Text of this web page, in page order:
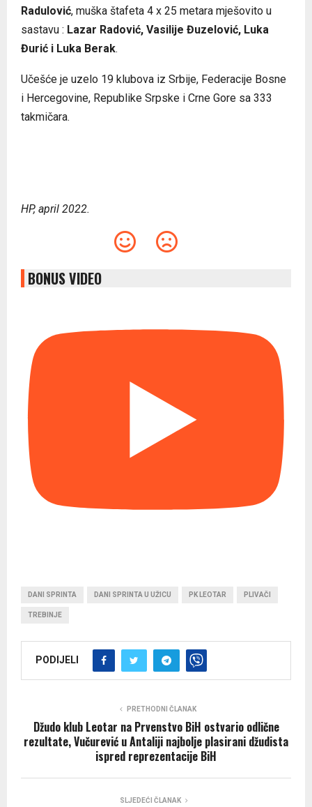
Radulović, muška štafeta 4 x 25 metara mješovito u
sastavu : Lazar Radović, Vasilije Đuzelović, Luka
Đurić i Luka Berak.
Učešće je uzelo 19 klubova iz Srbije, Federacije Bosne
i Hercegovine, Republike Srpske i Crne Gore sa 333
takmičara.
HP, april 2022.
BONUS VIDEO
DANI SPRINTA DANI SPRINTA U UŽICU PK LEOTAR PLIVAČI
TREBINJE
PODIJELI
PRETHODNI ČLANAK
Džudo klub Leotar na Prvenstvo BiH ostvario odlične
rezultate, Vučurević u Antaliji najbolje plasirani džudista
ispred reprezentacije BiH
SLJEDEĆI ČLANAK